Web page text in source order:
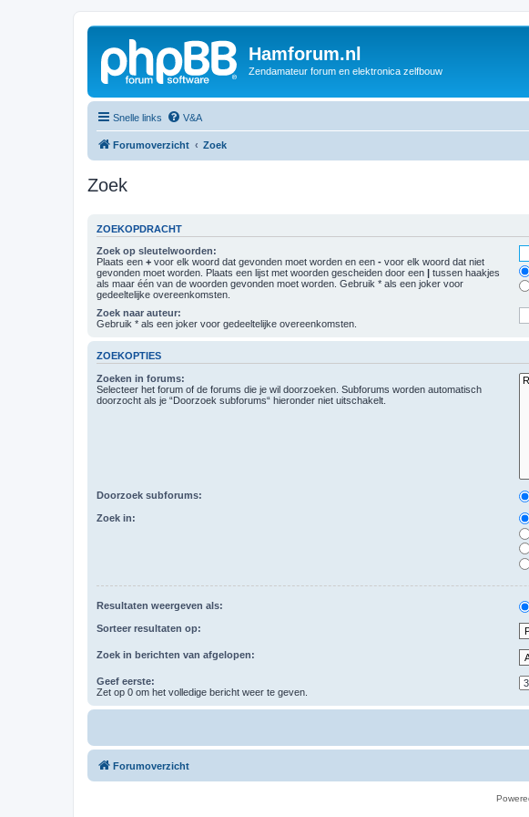
Hamforum.nl
Zendamateur forum en elektronica zelfbouw
Snelle links V&A
Forumoverzicht Zoek
Zoek
ZOEKOPDRACHT
Zoek op sleutelwoorden:
Plaats een + voor elk woord dat gevonden moet worden en een - voor elk woord dat niet
gevonden moet worden. Plaats een lijst met woorden gescheiden door een | tussen haakjes
als maar één van de woorden gevonden moet worden. Gebruik * als een joker voor
gedeeltelijke overeenkomsten.
Zoek naar auteur:
Gebruik * als een joker voor gedeeltelijke overeenkomsten.
ZOEKOPTIES
Zoeken in forums:
Selecteer het forum of de forums die je wil doorzoeken. Subforums worden automatisch
doorzocht als je “Doorzoek subforums“ hieronder niet uitschakelt.
Doorzoek subforums:
Zoek in:
Resultaten weergeven als:
Sorteer resultaten op:
Zoek in berichten van afgelopen:
Geef eerste:
Zet op 0 om het volledige bericht weer te geven.
Forumoverzicht